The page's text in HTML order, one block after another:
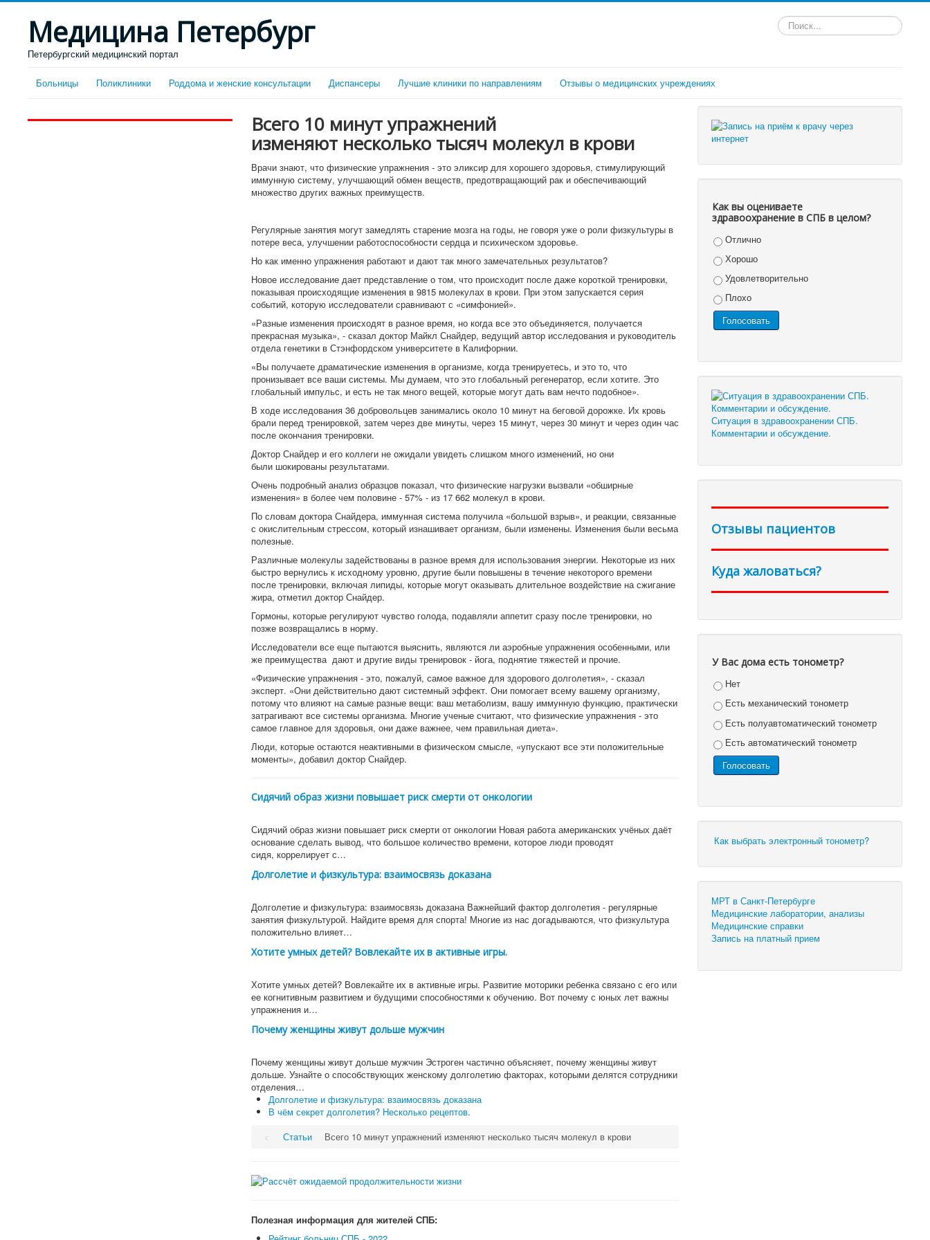
Медицина Петербург
Петербургский медицинский портал
Искать...
Больницы Поликлиники Роддома и женские консультации Диспансеры Лучшие клиники по направлениям Отзывы о медицинских учреждениях
Всего 10 минут упражнений
изменяют несколько тысяч молекул в крови
Врачи знают, что физические упражнения - это эликсир для хорошего здоровья, стимулирующий
иммунную систему, улучшающий обмен веществ, предотвращающий рак и обеспечивающий
множество других важных преимуществ.
Регулярные занятия могут замедлять старение мозга на годы, не говоря уже о роли физкультуры в
потере веса, улучшении работоспособности сердца и психическом здоровье.
Но как именно упражнения работают и дают так много замечательных результатов?
Новое исследование дает представление о том, что происходит после даже короткой тренировки,
показывая происходящие изменения в 9815 молекулах в крови. При этом запускается серия
событий, которую исследователи сравнивают с «симфонией».
«Разные изменения происходят в разное время, но когда все это объединяется, получается
прекрасная музыка», - сказал доктор Майкл Снайдер, ведущий автор исследования и руководитель
отдела генетики в Стэнфордском университете в Калифорнии.
«Вы получаете драматические изменения в организме, когда тренируетесь, и это то, что
пронизывает все ваши системы. Мы думаем, что это глобальный регенератор, если хотите. Это
глобальный импульс, и есть не так много вещей, которые могут дать вам нечто подобное».
В ходе исследования 36 добровольцев занимались около 10 минут на беговой дорожке. Их кровь
брали перед тренировкой, затем через две минуты, через 15 минут, через 30 минут и через один час
после окончания тренировки.
Доктор Снайдер и его коллеги не ожидали увидеть слишком много изменений, но они
были шокированы результатами.
Очень подробный анализ образцов показал, что физические нагрузки вызвали «обширные
изменения» в более чем половине - 57% - из 17 662 молекул в крови.
По словам доктора Снайдера, иммунная система получила «большой взрыв», и реакции, связанные
с окислительным стрессом, который изнашивает организм, были изменены. Изменения были весьма
полезные.
Различные молекулы задействованы в разное время для использования энергии. Некоторые из них
быстро вернулись к исходному уровню, другие были повышены в течение некоторого времени
после тренировки, включая липиды, которые могут оказывать длительное воздействие на сжигание
жира, отметил доктор Снайдер.
Гормоны, которые регулируют чувство голода, подавляли аппетит сразу после тренировки, но
позже возвращались в норму.
Исследователи все еще пытаются выяснить, являются ли аэробные упражнения особенными, или
же преимущества дают и другие виды тренировок - йога, поднятие тяжестей и прочие.
«Физические упражнения - это, пожалуй, самое важное для здорового долголетия», - сказал
эксперт. «Они действительно дают системный эффект. Они помогает всему вашему организму,
потому что влияют на самые разные вещи: ваш метаболизм, вашу иммунную функцию, практически
затрагивают все системы организма. Многие ученые считают, что физические упражнения - это
самое главное для здоровья, они даже важнее, чем правильная диета».
Люди, которые остаются неактивными в физическом смысле, «упускают все эти положительные
моменты», добавил доктор Снайдер.
Сидячий образ жизни повышает риск смерти от онкологии
Сидячий образ жизни повышает риск смерти от онкологии Новая работа американских учёных даёт
основание сделать вывод, что большое количество времени, которое люди проводят
сидя, коррелирует с…
Долголетие и физкультура: взаимосвязь доказана
Долголетие и физкультура: взаимосвязь доказана Важнейший фактор долголетия - регулярные
занятия физкультурой. Найдите время для спорта! Многие из нас догадываются, что физкультура
положительно влияет…
Хотите умных детей? Вовлекайте их в активные игры.
Хотите умных детей? Вовлекайте их в активные игры. Развитие моторики ребенка связано с его или
ее когнитивным развитием и будущими способностями к обучению. Вот почему с юных лет важны
упражнения и…
Почему женщины живут дольше мужчин
Почему женщины живут дольше мужчин Эстроген частично объясняет, почему женщины живут
дольше. Узнайте о способствующих женскому долголетию факторах, которыми делятся сотрудники
отделения…
Долголетие и физкультура: взаимосвязь доказана
В чём секрет долголетия? Несколько рецептов.
Статьи
Всего 10 минут упражнений изменяют несколько тысяч молекул в крови
Полезная информация для жителей СПБ:
Как вы оцениваете
здравоохранение в СПБ в целом?
Отлично
Хорошо
Удовлетворительно
Плохо
Ситуация в здравоохранении СПБ.
Комментарии и обсуждение.
Отзывы пациентов
Куда жаловаться?
У Вас дома есть тонометр?
Нет
Есть механический тонометр
Есть полуавтоматический тонометр
Есть автоматический тонометр
Как выбрать электронный тонометр?
МРТ в Санкт-Петербурге
Медицинские лаборатории, анализы
Медицинские справки
Запись на платный прием